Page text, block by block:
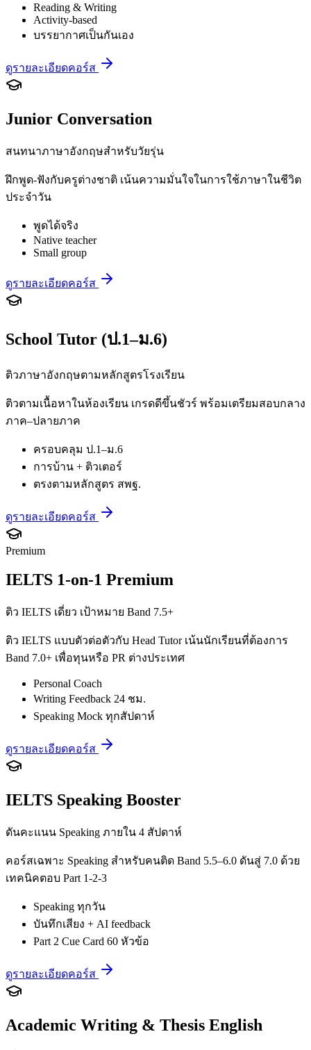
Reading & Writing
Activity-based
บรรยากาศเป็นกันเอง
ดูรายละเอียดคอร์ส
Junior Conversation
สนทนาภาษาอังกฤษสำหรับวัยรุ่น
ฝึกพูด-ฟังกับครูต่างชาติ เน้นความมั่นใจในการใช้ภาษาในชีวิต
ประจำวัน
พูดได้จริง
Native teacher
Small group
ดูรายละเอียดคอร์ส
School Tutor (ป.1–ม.6)
ติวภาษาอังกฤษตามหลักสูตรโรงเรียน
ติวตามเนื้อหาในห้องเรียน เกรดดีขึ้นชัวร์ พร้อมเตรียมสอบกลาง
ภาค–ปลายภาค
ครอบคลุม ป.1–ม.6
การบ้าน + ติวเตอร์
ตรงตามหลักสูตร สพฐ.
ดูรายละเอียดคอร์ส
Premium
IELTS 1-on-1 Premium
ติว IELTS เดี่ยว เป้าหมาย Band 7.5+
ติว IELTS แบบตัวต่อตัวกับ Head Tutor เน้นนักเรียนที่ต้องการ
Band 7.0+ เพื่อทุนหรือ PR ต่างประเทศ
Personal Coach
Writing Feedback 24 ชม.
Speaking Mock ทุกสัปดาห์
ดูรายละเอียดคอร์ส
IELTS Speaking Booster
ดันคะแนน Speaking ภายใน 4 สัปดาห์
คอร์สเฉพาะ Speaking สำหรับคนติด Band 5.5–6.0 ดันสู่ 7.0 ด้วย
เทคนิคตอบ Part 1-2-3
Speaking ทุกวัน
บันทึกเสียง + AI feedback
Part 2 Cue Card 60 หัวข้อ
ดูรายละเอียดคอร์ส
Academic Writing & Thesis English